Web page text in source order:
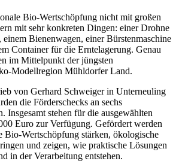
Bio-Wertschöpfung nicht mit großen
mit sehr konkreten Dingen: einer Drohne
Bienenwagen, einer Bürstenmaschine
Container für die Erntelagerung. Genau
im Mittelpunkt der jüngsten
Modellregion Mühldorfer Land.
von Gerhard Schweiger in Unterneuling
die Förderschecks an sechs
Insgesamt stehen für die ausgewählten
Euro zur Verfügung. Gefördert werden
Bio-Wertschöpfung stärken, ökologische
und zeigen, wie praktische Lösungen
in der Verarbeitung entstehen.